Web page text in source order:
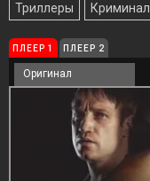
Триллеры Криминал
ПЛЕЕР 1 ПЛЕЕР 2
Оригинал